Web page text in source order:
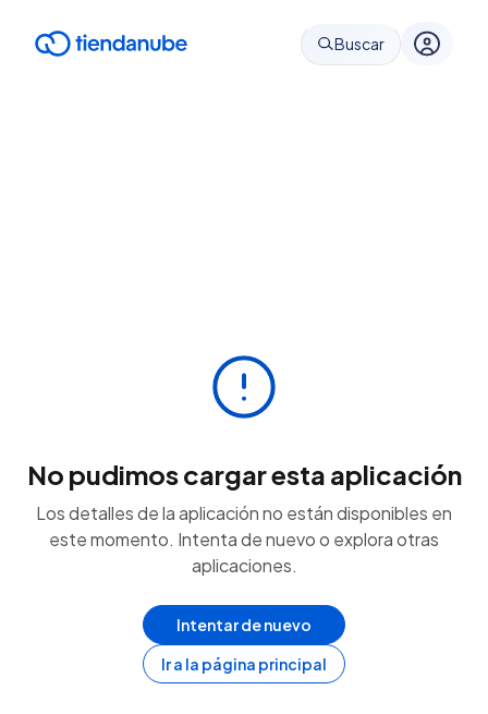
Buscar
No pudimos cargar esta aplicación
Los detalles de la aplicación no están disponibles en
este momento. Intenta de nuevo o explora otras
aplicaciones.
Intentar de nuevo
Ir a la página principal